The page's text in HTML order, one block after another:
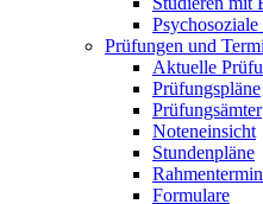
Prüfungen und
Aktuelle
Prüfungspläne
Prüfungsämter
Noteneinsicht
Stundenpläne
Formulare